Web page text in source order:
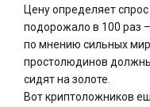
Цену определяет спрос
подорожало в 100 раз
по мнению сильных
простолюдинов
сидят на золоте.
Вот криптоложников